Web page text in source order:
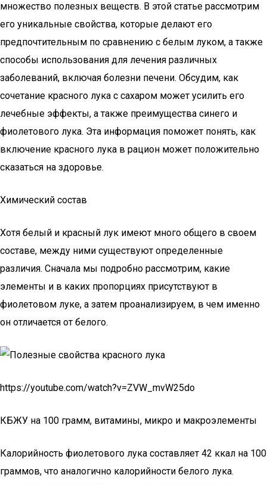
множество полезных веществ. В этой статье рассмотрим
его уникальные свойства, которые делают его
предпочтительным по сравнению с белым луком, а также
способы использования для лечения различных
заболеваний, включая болезни печени. Обсудим, как
сочетание красного лука с сахаром может усилить его
лечебные эффекты, а также преимущества синего и
фиолетового лука. Эта информация поможет понять, как
включение красного лука в рацион может положительно
сказаться на здоровье.
Химический состав
Хотя белый и красный лук имеют много общего в своем
составе, между ними существуют определенные
различия. Сначала мы подробно рассмотрим, какие
элементы и в каких пропорциях присутствуют в
фиолетовом луке, а затем проанализируем, в чем именно
он отличается от белого.
https://youtube.com/watch?v=ZVW_mvW25do
КБЖУ на 100 грамм, витамины, микро и макроэлементы
Калорийность фиолетового лука составляет 42 ккал на 100
граммов, что аналогично калорийности белого лука.